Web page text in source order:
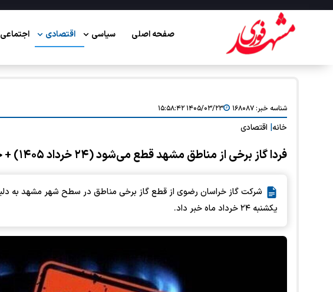
صفحه اصلی سیاسی اقتصادی اجتماعی
شناسه خبر:۱۶۸۰۸۷ ۱۴۰۵/۰۳/۲۳ ۱۵:۵۸:۴۲
خانه اقتصادی
فردا گاز برخی از مناطق مشهد قطع می‌شود (۲۴ خرداد ۱۴۰۵) + جزئیات
یکشنبه ۲۴ خرداد ماه خبر داد.